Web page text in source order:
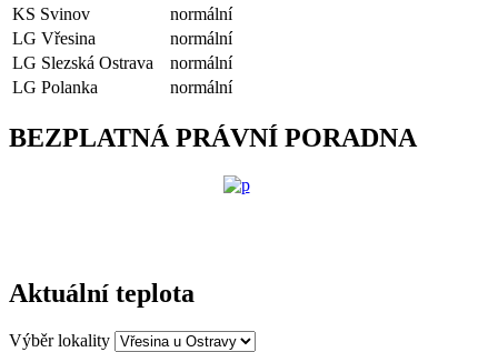
KS Svinov
normální
LG Vřesina
normální
LG Slezská Ostrava
normální
LG Polanka
normální
BEZPLATNÁ PRÁVNÍ PORADNA
Aktuální teplota
Výběr lokality